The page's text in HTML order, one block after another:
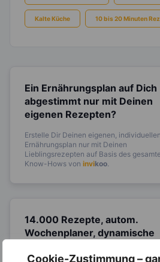
Cookie-Zustimmung –
Kalte Küche 10 bis 20 Minuten
Ein Ernährungsplan auf Dich
abgestimmt nur mit Deinen
eigenen Rezepten?
Erstelle Dir Deinen eigenen, individuellen
Ernährungsplan nur mit Deinen
Lieblingsrezepten auf Basis des
Know-Hows von invikoo
14.000 Rezepte, autom.
Wochenplaner, dynamische